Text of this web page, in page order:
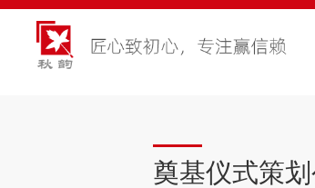
奠基仪式策